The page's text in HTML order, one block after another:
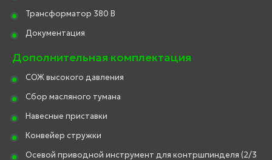
Трансформатор 380 В
Документация
Дополнительная комплектация
СОЖ высокого давления
Сбор масляного тумана
Навесные приставки
Конвейер стружки
Осевой приводной инструмент для контршпинделя (2/3